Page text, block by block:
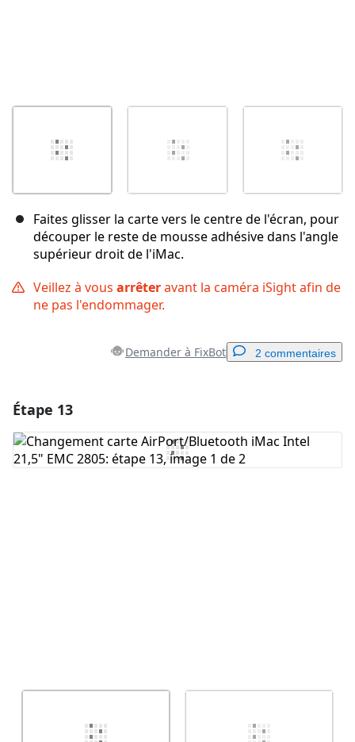
Faites glisser la carte vers le centre de l'écran, pour
découper le reste de mousse adhésive dans l'angle
supérieur droit de l'iMac.
Veillez à vous arrêteravant la caméra iSight afin de
ne pas l'endommager.
Demander à FixBot 2 commentaires
Ajouter un commentaire
Étape 13